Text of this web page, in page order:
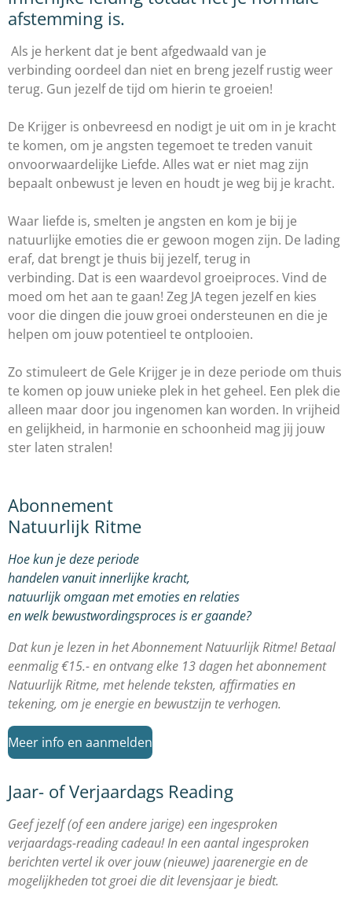
afstemming is.
Als je herkent dat je bent afgedwaald van je
verbinding oordeel dan niet en breng jezelf rustig weer
terug. Gun jezelf de tijd om hierin te groeien!
De Krijger is onbevreesd en nodigt je uit om in je kracht
te komen, om je angsten tegemoet te treden vanuit
onvoorwaardelijke Liefde. Alles wat er niet mag zijn
bepaalt onbewust je leven en houdt je weg bij je kracht.
Waar liefde is, smelten je angsten en kom je bij je
natuurlijke emoties die er gewoon mogen zijn. De lading
eraf, dat brengt je thuis bij jezelf, terug in
verbinding. Dat is een waardevol groeiproces. Vind de
moed om het aan te gaan! Zeg JA tegen jezelf en kies
voor die dingen die jouw groei ondersteunen en die je
helpen om jouw potentieel te ontplooien.
Zo stimuleert de Gele Krijger je in deze periode om thuis
te komen op jouw unieke plek in het geheel. Een plek die
alleen maar door jou ingenomen kan worden. In vrijheid
en gelijkheid, in harmonie en schoonheid mag jij jouw
ster laten stralen!
Abonnement
Natuurlijk Ritme
Hoe kun je deze periode
handelen vanuit innerlijke kracht,
natuurlijk omgaan met emoties en relaties
en welk bewustwordingsproces is er gaande?
Dat kun je lezen in het Abonnement Natuurlijk Ritme! Betaal
eenmalig €15.- en ontvang elke 13 dagen het abonnement
Natuurlijk Ritme, met helende teksten, affirmaties en
tekening, om je energie en bewustzijn te verhogen.
Meer info en aanmelden
Jaar- of Verjaardags Reading
Geef jezelf (of een andere jarige) een ingesproken
verjaardags-reading cadeau! In een aantal ingesproken
berichten vertel ik over jouw (nieuwe) jaarenergie en de
mogelijkheden tot groei die dit levensjaar je biedt.